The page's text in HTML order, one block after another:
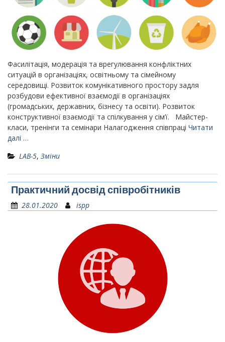
Фасилітація, модерація та врегулювання конфліктних
ситуацій в організаціях, освітньому та сімейному
середовищі. Розвиток комунікативного простору задля
розбудови ефективної взаємодії в організаціях
(громадських, державних, бізнесу та освіти). Розвиток
конструктивної взаємодії та спілкування у сім’ї. Майстер-
класи, тренінги та семінари Налагодження співпраці Читати
далі …
LAB-5, Зміни
Практичний досвід співробітників
28.01.2020 ispp